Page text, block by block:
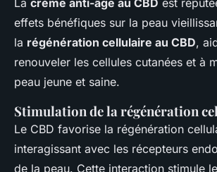
La crème anti-âge au CBD est
effets bénéfiques sur la peau
la régénération cellulaire au CBD,
renouveler les cellules cutanées et à
peau jeune et saine.
Stimulation de la régénération
Le CBD favorise la régénération
interagissant avec les récepteurs
de la peau. Cette interaction stimule le